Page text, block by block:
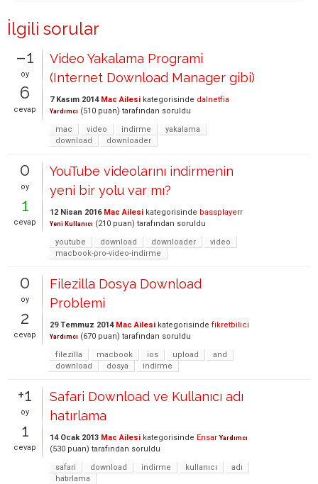
İlgili sorular
–1
oy
6
cevap
Video Yakalama Programi
(Internet Download Manager gibi)
7 Kasım 2014 Mac Ailesi kategorisinde dalnetfia
Yardımcı (510 puan) tarafından soruldu
mac
video indirme
yakalama
download
downloader
0
oy
1
cevap
YouTube videolarını indirmenin
yeni bir yolu var mı?
12 Nisan 2016 Mac Ailesi kategorisinde bassplayerr
Yeni Kullanıcı (210 puan) tarafından soruldu
youtube
download downloader
video
macbook-pro-video-indirme
0
oy
2
cevap
Filezilla Dosya Download
Problemi
29 Temmuz 2014 Mac Ailesi kategorisinde fikretbilici
Yardımcı (670 puan) tarafından soruldu
filezilla
macbook ios upload
and
download
dosya indirme
+1
oy
1
cevap
Safari Download ve Kullanıcı adı
hatırlama
14 Ocak 2013 Mac Ailesi kategorisinde Ensar Yardımcı
(530 puan) tarafından soruldu
safari
download indirme kullanıcı
adı
hatırlama